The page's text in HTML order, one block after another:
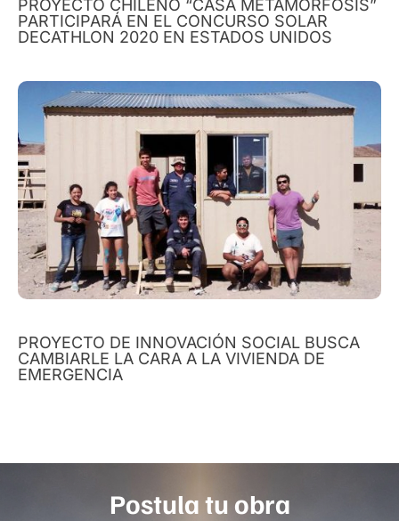
PROYECTO CHILENO “CASA METAMORFOSIS”
PARTICIPARÁ EN EL CONCURSO SOLAR
DECATHLON 2020 EN ESTADOS UNIDOS
PROYECTO DE INNOVACIÓN SOCIAL BUSCA
CAMBIARLE LA CARA A LA VIVIENDA DE
EMERGENCIA
Postula tu obra